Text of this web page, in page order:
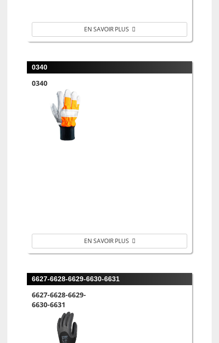
EN SAVOIR PLUS
0340
0340
EN SAVOIR PLUS
6627-6628-6629-6630-6631
6627-6628-6629-
6630-6631